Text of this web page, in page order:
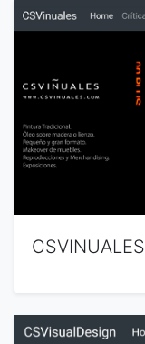
CSVINUALES